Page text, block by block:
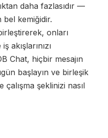
daha fazlasıdır —
bel kemiğidir.
onları
akışlarınızı
Chat, hiçbir mesajın
başlayın ve birleşik
çalışma şeklinizi nasıl